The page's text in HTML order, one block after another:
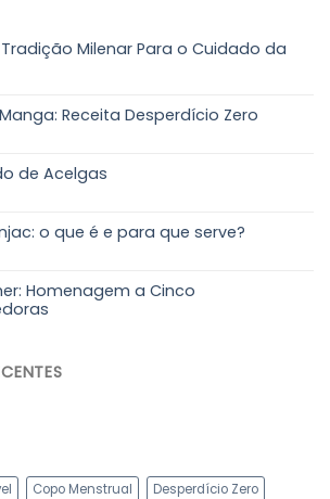
Tradição Milenar Para o Cuidado da
Receita Desperdício Zero
de Acelgas
o que é e para que serve?
Homenagem a Cinco
Copo Menstrual
Desperdício Zero